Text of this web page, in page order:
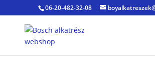
06-20-482-32-08